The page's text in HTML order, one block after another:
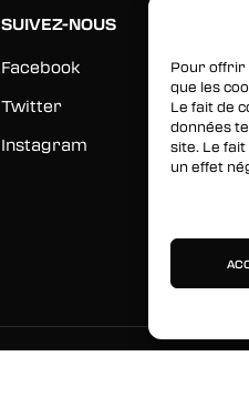
Pour offrir
que les
Le fait de
données
site. Le
un effet
SUIVEZ-NOUS
Facebook
Twitter
Instagram